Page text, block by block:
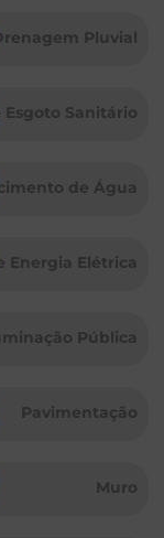
Pluvial
Esgoto Sanitário
de Água
Energia Elétrica
Pública
Pavimentação
Muro